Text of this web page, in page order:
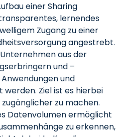
einer Sharing
lernendes
Zugang zu einer
angestrebt.
aus der
und –
und
Ziel ist es hierbei
zu machen.
Datenvolumen ermöglicht
zu erkennen,